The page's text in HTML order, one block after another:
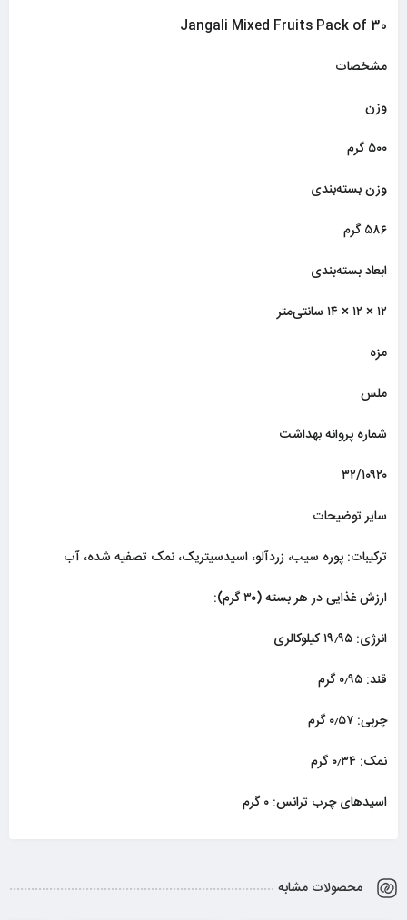
Jangali Mixed Fruits Pack of 30
مشخصات
وزن
۵۰۰ گرم
وزن بسته‌بندی
۵۸۶ گرم
ابعاد بسته‌بندی
۱۲ × ۱۲ × ۱۴ سانتی‌متر
مزه
ملس
شماره پروانه بهداشت
۳۲/۱۰۹۲۰
سایر توضیحات
ترکیبات: پوره سیب، زردآلو، اسیدسیتریک، نمک تصفیه شده، آب
ارزش غذایی در هر بسته (۳۰ گرم):
انرژی: ۱۹٫۹۵ کیلوکالری
قند: ۰٫۹۵ گرم
چربی: ۰٫۵۷ گرم
نمک: ۰٫۳۴ گرم
اسیدهای چرب ترانس: ۰ گرم
محصولات مشابه